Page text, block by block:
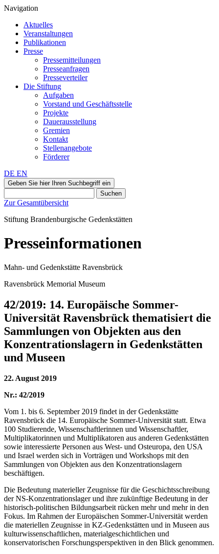
Navigation
Aktuelles
Veranstaltungen
Publikationen
Presse
Pressemitteilungen
Presseanfragen
Presseverteiler
Die Stiftung
Aufgaben
Vorstand und Geschäftsstelle
Projekte
Dauerausstellung
Gremien
Kontakt
Stellenangebote
Förderer
DE EN
Geben Sie hier Ihren Suchbegriff ein
Suchen
Zur Gesamtübersicht
Stiftung Brandenburgische Gedenkstätten
Presseinformationen
Mahn- und Gedenkstätte Ravensbrück
Ravensbrück Memorial Museum
42/2019: 14. Europäische Sommer-
Universität Ravensbrück thematisiert die
Sammlungen von Objekten aus den
Konzentrationslagern in Gedenkstätten
und Museen
22. August 2019
Nr.: 42/2019
Vom 1. bis 6. September 2019 findet in der Gedenkstätte
Ravensbrück die 14. Europäische Sommer-Universität statt. Etwa
100 Studierende, Wissenschaftlerinnen und Wissenschaftler,
Multiplikatorinnen und Multiplikatoren aus anderen Gedenkstätten
sowie interessierte Personen aus West- und Osteuropa, den USA
und Israel werden sich in Vorträgen und Workshops mit den
Sammlungen von Objekten aus den Konzentrationslagern
beschäftigen.
Die Bedeutung materieller Zeugnisse für die Geschichtsschreibung
der NS-Konzentrationslager und ihre zukünftige Bedeutung in der
historisch-politischen Bildungsarbeit rücken mehr und mehr in den
Fokus. Im Rahmen der Europäischen Sommer-Universität werden
die materiellen Zeugnisse in KZ-Gedenkstätten und in Museen aus
kulturwissenschaftlichen, materialgeschichtlichen und
konservatorischen Forschungsperspektiven in den Blick genommen.